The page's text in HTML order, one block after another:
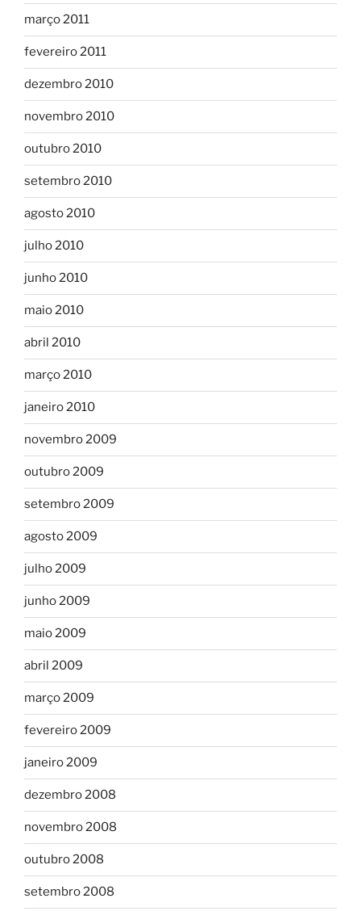
março 2011
fevereiro 2011
dezembro 2010
novembro 2010
outubro 2010
setembro 2010
agosto 2010
julho 2010
junho 2010
maio 2010
abril 2010
março 2010
janeiro 2010
novembro 2009
outubro 2009
setembro 2009
agosto 2009
julho 2009
junho 2009
maio 2009
abril 2009
março 2009
fevereiro 2009
janeiro 2009
dezembro 2008
novembro 2008
outubro 2008
setembro 2008